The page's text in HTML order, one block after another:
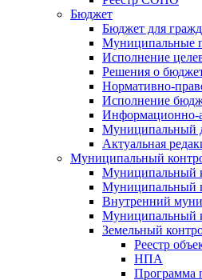
Бюджет
Бюджет для
Муниципальные
Исполнение
Решения о
Нормативно-
Исполнение
Информационно-
Муниципальный
Актуальная
Муниципальный
Муниципальный
Муниципальный
Внутренний
Муниципальный
Земельный
Реестр
НПА
Программа